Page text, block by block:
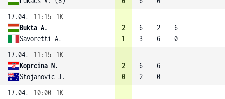
17.04.
11:15
1K
Bukta A.
Savoretti A.
2
1
6
3
2
6
6
0
17.04.
11:15
1K
Koprcina N.
Stojanovic J.
2
0
6
2
6
0
17.04.
10:00
1K